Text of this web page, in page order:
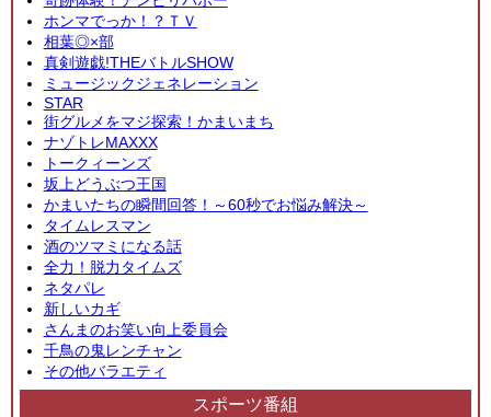
ホンマでっか！？ＴＶ
相葉◎×部
真剣遊戯!THEバトルSHOW
ミュージックジェネレーション
STAR
街グルメをマジ探索！かまいまち
ナゾトレMAXXX
トークィーンズ
坂上どうぶつ王国
かまいたちの瞬間回答！～60秒でお悩み解決～
タイムレスマン
酒のツマミになる話
全力！脱力タイムズ
ネタパレ
新しいカギ
さんまのお笑い向上委員会
千鳥の鬼レンチャン
その他バラエティ
スポーツ番組